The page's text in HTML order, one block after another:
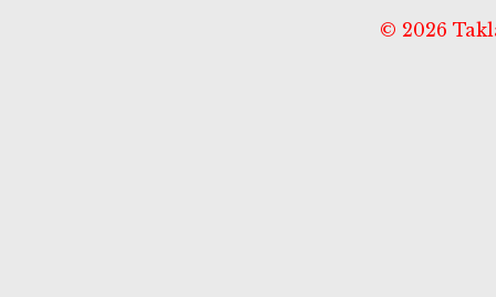
© 2026